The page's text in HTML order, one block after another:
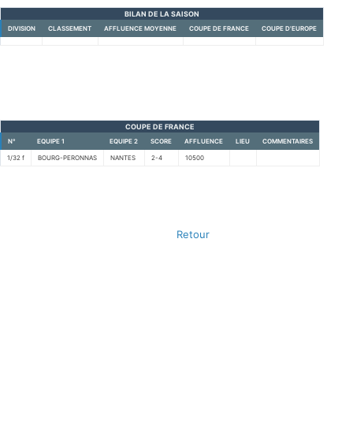
BILAN DE LA SAISON
DIVISION CLASSEMENT AFFLUENCE MOYENNE COUPE DE FRANCE COUPE D'EUROPE
COUPE DE FRANCE
N° EQUIPE 1 EQUIPE 2 SCORE AFFLUENCE LIEU COMMENTAIRES
1/32 f BOURG-PERONNAS NANTES 2-4 10500
Retour